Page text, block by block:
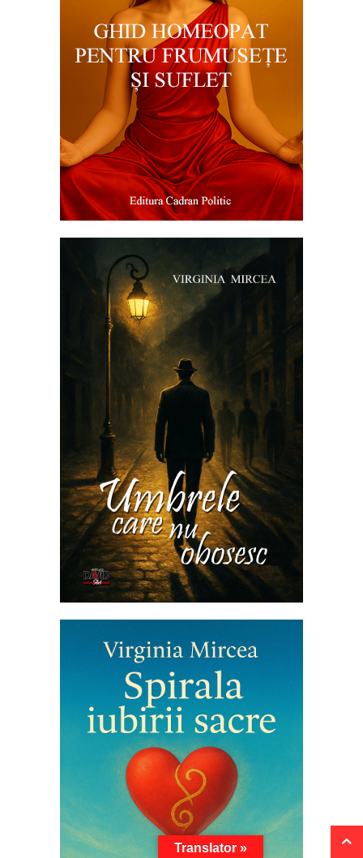
Translator »